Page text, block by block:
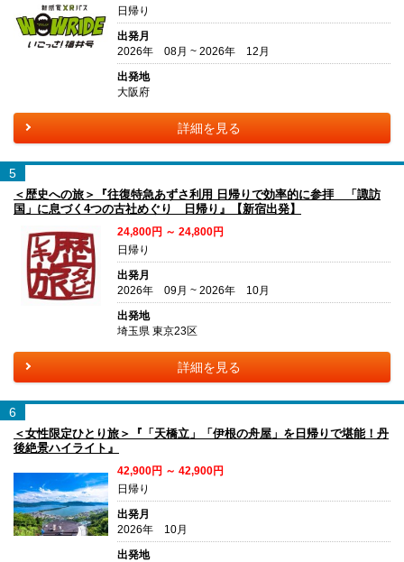
日帰り
出発月
2026年 08月 ~ 2026年 12月
出発地
大阪府
詳細を見る
5
＜歴史への旅＞『往復特急あずさ利用 日帰りで効率的に参拝 「諏訪
国」に息づく4つの古社めぐり 日帰り』【新宿出発】
24,800円 ～ 24,800円
日帰り
出発月
2026年 09月 ~ 2026年 10月
出発地
埼玉県 東京23区
詳細を見る
6
＜女性限定ひとり旅＞『「天橋立」「伊根の舟屋」を日帰りで堪能！丹
後絶景ハイライト』
42,900円 ～ 42,900円
日帰り
出発月
2026年 10月
出発地